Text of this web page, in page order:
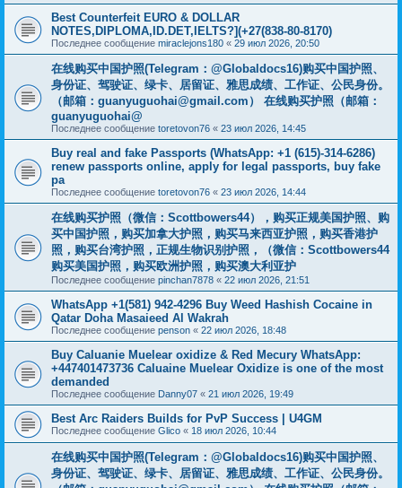
Best Counterfeit EURO & DOLLAR
NOTES,DIPLOMA,ID.DET,IELTS?](+27(838-80-8170)
Последнее сообщение miraclejons180 « 29 июл 2026, 20:50
在线购买中国护照(Telegram：@Globaldocs16)购买中国护照、
身份证、驾驶证、绿卡、居留证、雅思成绩、工作证、公民身份。
（邮箱： guanyuguohai@gmail.com ） 在线购买护照（邮箱：
guanyuguohai@
Последнее сообщение toretovon76 « 23 июл 2026, 14:45
Buy real and fake Passports (WhatsApp: +1 (615)-314-6286)
renew passports online, apply for legal passports, buy fake
pa
Последнее сообщение toretovon76 « 23 июл 2026, 14:44
在线购买护照（微信：Scottbowers44），购买正规美国护照、购
买中国护照，购买加拿大护照，购买马来西亚护照，购买香港护
照，购买台湾护照，正规生物识别护照，（微信：Scottbowers44
购买美国护照，购买欧洲护照，购买澳大利亚护
Последнее сообщение pinchan7878 « 22 июл 2026, 21:51
WhatsApp +1(581) 942-4296 Buy Weed Hashish Cocaine in
Qatar Doha Masaieed Al Wakrah
Последнее сообщение penson « 22 июл 2026, 18:48
Buy Caluanie Muelear oxidize & Red Mecury WhatsApp:
+447401473736 Caluaine Muelear Oxidize is one of the most
demanded
Последнее сообщение Danny07 « 21 июл 2026, 19:49
Best Arc Raiders Builds for PvP Success | U4GM
Последнее сообщение Glico « 18 июл 2026, 10:44
在线购买中国护照(Telegram：@Globaldocs16)购买中国护照、
身份证、驾驶证、绿卡、居留证、雅思成绩、工作证、公民身份。